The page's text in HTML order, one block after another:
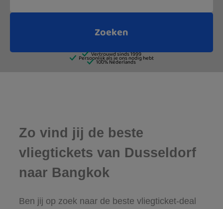
Zo vind jij de beste
vliegtickets van Dusseldorf
naar Bangkok
Ben jij op zoek naar de beste vliegticket-deal